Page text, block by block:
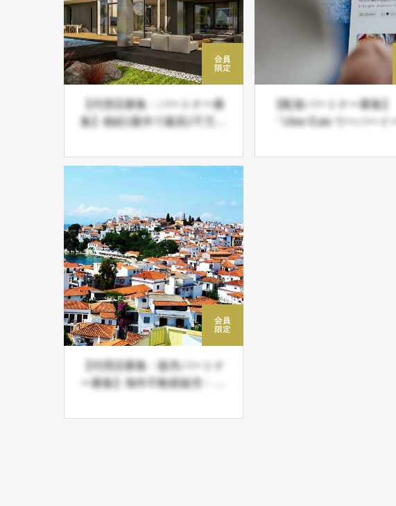
【代理店募集・パートナー募
集】相続1案件で最高1千万円
ス」起業副業・新規事業 エ
リア先着限定
【配達パートナー募集】
「Uber Eats ウーバーイー
録募集中
【代理店募集・販売パートナ
ー募集】海外不動産販売・海